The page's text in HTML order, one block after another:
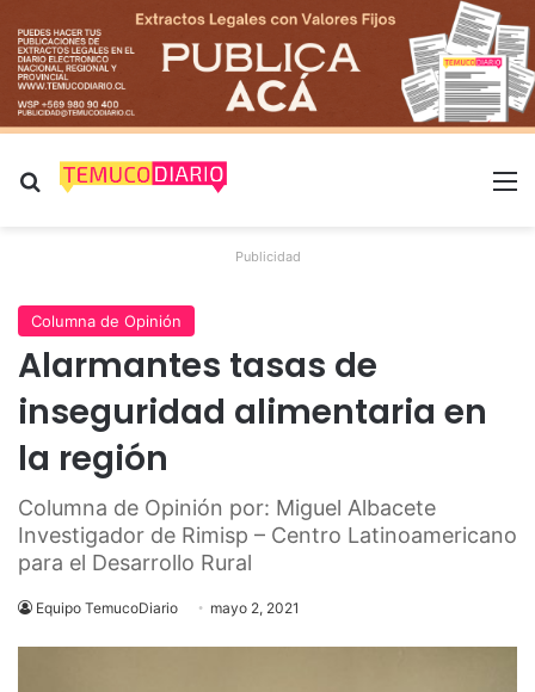
Buscar por
Publicidad
Columna de Opinión
Alarmantes tasas de
inseguridad alimentaria en
la región
Columna de Opinión por: Miguel Albacete
Investigador de Rimisp – Centro Latinoamericano
para el Desarrollo Rural
Equipo TemucoDiario mayo 2, 2021